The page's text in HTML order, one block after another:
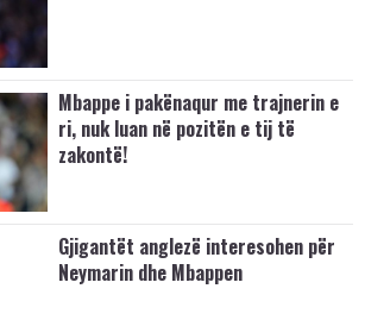
Mbappe i pakënaqur me trajnerin e
ri, nuk luan në pozitën e tij të
zakontë!
Gjigantët anglezë interesohen për
Neymarin dhe Mbappen